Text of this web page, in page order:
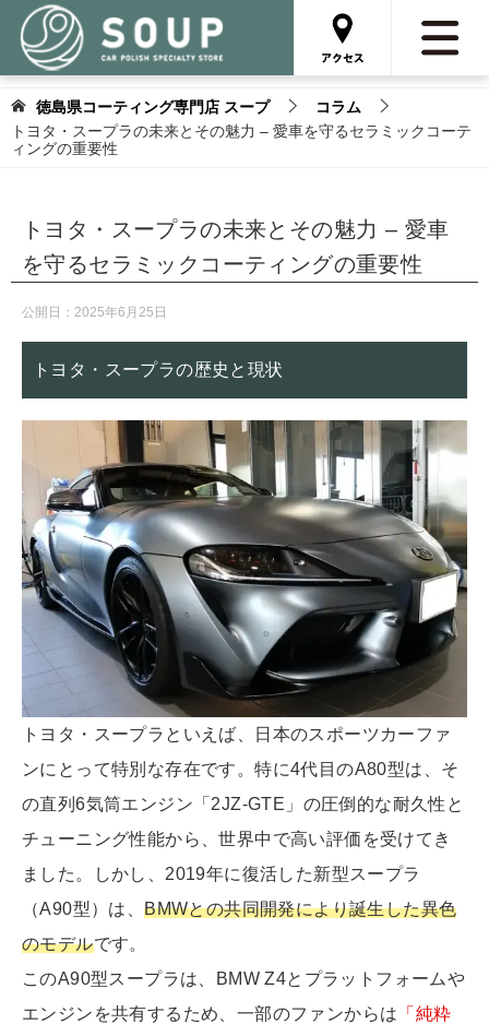
徳島県コーティング専門店 スープ
コラム
トヨタ・スープラの未来とその魅力 – 愛車を守るセラミックコーテ
ィングの重要性
トヨタ・スープラの未来とその魅力 – 愛車
を守るセラミックコーティングの重要性
公開日： 2025年6月25日
トヨタ・スープラの歴史と現状
トヨタ・スープラといえば、日本のスポーツカーファ
ンにとって特別な存在です。特に4代目のA80型は、そ
の直列6気筒エンジン「2JZ-GTE」の圧倒的な耐久性と
チューニング性能から、世界中で高い評価を受けてき
ました。しかし、2019年に復活した新型スープラ
（A90型）は、BMWとの共同開発により誕生した異色
のモデルです。
このA90型スープラは、BMW Z4とプラットフォームや
エンジンを共有するため、一部のファンからは 「純粋